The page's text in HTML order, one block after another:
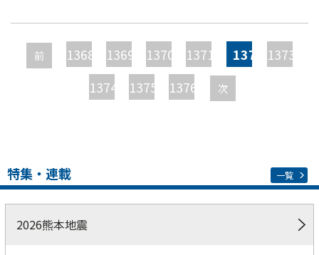
ペ
ー
ジ
前 1368 1369 1370 1371 1372
1373
1374
1375 1376 次
特集・連載 一覧
2026熊本地震